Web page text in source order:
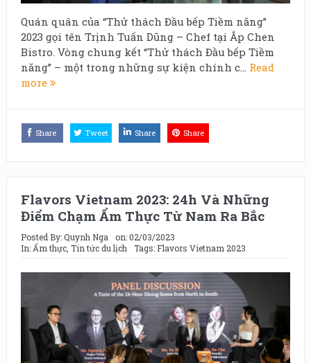
Quán quân của “Thử thách Đầu bếp Tiềm năng”
2023 gọi tên Trịnh Tuấn Dũng – Chef tại Ắp Chen
Bistro. Vòng chung kết “Thử thách Đầu bếp Tiềm
năng” – một trong những sự kiện chính c... Read
more
Share Tweet Share Share
Flavors Vietnam 2023: 24h Và Những
Điểm Chạm Ẩm Thực Từ Nam Ra Bắc
Posted By:Quynh Nga on:02/03/2023
In: Ẩm thực, Tin tức du lịch Tags: Flavors Vietnam 2023